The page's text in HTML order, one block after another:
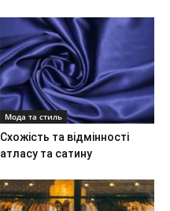
Мода та стиль
Схожість та відмінності
атласу та сатину